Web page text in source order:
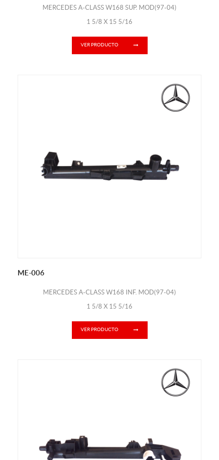
MERCEDES A-CLASS W168 SUP. MOD(97-04)
1 5/8 X 15 5/16
VER PRODUCTO
ME-006
MERCEDES A-CLASS W168 INF. MOD(97-04)
1 5/8 X 15 5/16
VER PRODUCTO